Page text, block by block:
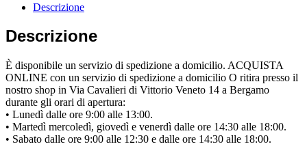
Descrizione
Descrizione
È disponibile un servizio di spedizione a domicilio. ACQUISTA
ONLINE con un servizio di spedizione a domicilio O ritira presso il
nostro shop in Via Cavalieri di Vittorio Veneto 14 a Bergamo
durante gli orari di apertura:
• Lunedì dalle ore 9:00 alle 13:00.
• Martedì mercoledì, giovedì e venerdì dalle ore 14:30 alle 18:00.
• Sabato dalle ore 9:00 alle 12:30 e dalle ore 14:30 alle 18:00.